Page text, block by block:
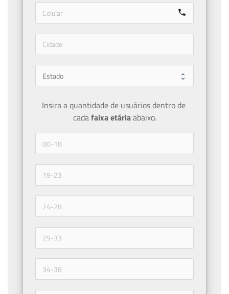
call
Insira a quantidade de usuários dentro de
cada faixa etária abaixo.